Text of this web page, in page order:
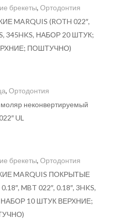
брекеты, Ортодонтия
MARQUIS (ROTH 022″,
345HKS, НАБОР 20 ШТУК;
ПОШТУЧНО)
, Ортодонтия
неконвертируемый
UL
брекеты, Ортодонтия
MARQUIS ПОКРЫТЫЕ
MBT 022″, 0.18″, 3HKS,
10 ШТУК ВЕРХНИЕ;